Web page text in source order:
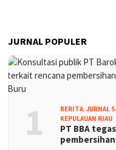
JURNAL POPULER
1 BERITA,JURNAL
KEPULAUAN RIAU
PT BBA